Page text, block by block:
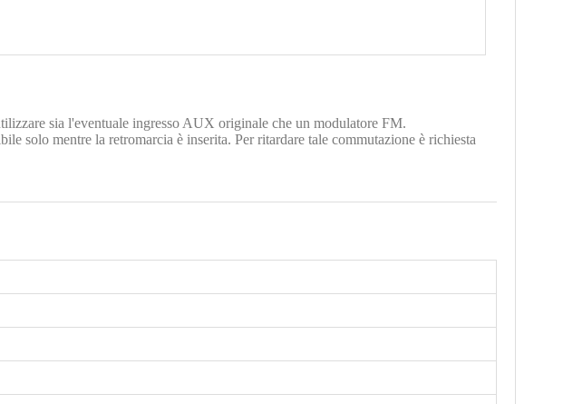
sia l'eventuale ingresso AUX originale che un modulatore FM.
solo mentre la retromarcia è inserita. Per ritardare tale commutazione è richiesta